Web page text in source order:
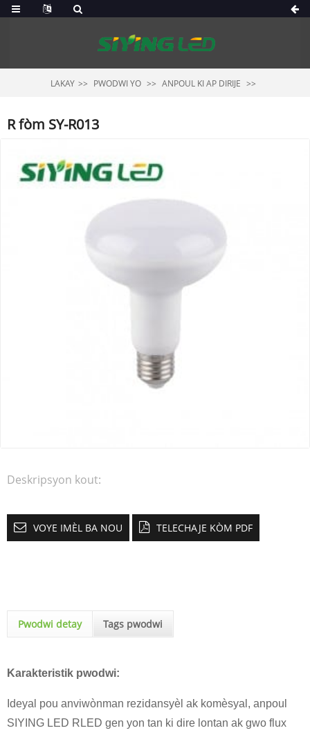
LAKAY PWODWI YO ANPOUL KI AP DIRIJE
R fòm SY-R013
Deskripsyon kout:
VOYE IMÈL BA NOU TELECHAJE KÒM PDF
Pwodwi detay Tags pwodwi
Karakteristik pwodwi:
Ideyal pou anviwònman rezidansyèl ak komèsyal, anpoul
SIYING LED RLED gen yon tan ki dire lontan ak gwo flux